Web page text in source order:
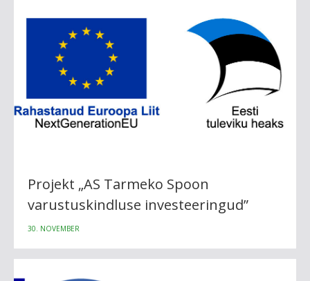
Projekt „AS Tarmeko Spoon
varustuskindluse investeeringud”
30. NOVEMBER